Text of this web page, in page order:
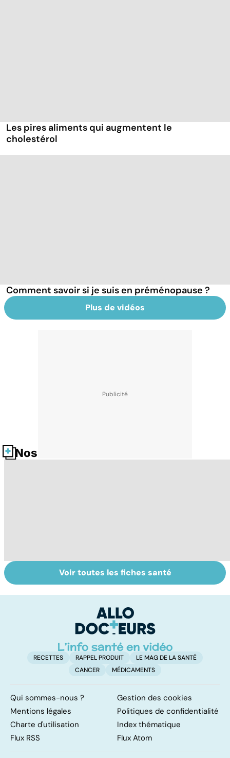
Les pires aliments qui augmentent le
cholestérol
Comment savoir si je suis en préménopause ?
Plus de vidéos
Nos fiches santé
Dérèglement
hormonal : et si
Tout savoir sur
les infections
Voir toutes les fiches santé
RECETTES RAPPEL PRODUIT
LE MAG DE LA SANTÉ
CANCER
MÉDICAMENTS
Qui sommes-nous ?
Gestion des cookies
Mentions légales
Politiques de confidentialité
Charte d'utilisation
Index thématique
Flux RSS
Flux Atom